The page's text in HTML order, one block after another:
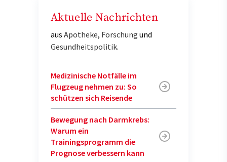
Aktuelle Nachrichten
aus Apotheke, Forschung und
Gesundheitspolitik.
Medizinische Notfälle im
Flugzeug nehmen zu: So
schützen sich Reisende
Bewegung nach Darmkrebs:
Warum ein
Trainingsprogramm die
Prognose verbessern kann